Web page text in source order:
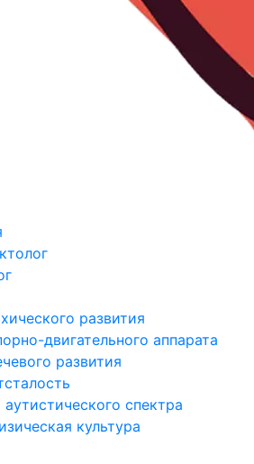
развития
двигательного аппарата
развития
спектра
культура